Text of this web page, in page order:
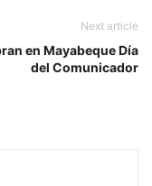
Next article
en Mayabeque Día
del Comunicador